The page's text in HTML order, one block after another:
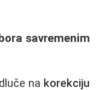
savremenim
na korekciju